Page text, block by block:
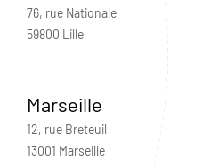
76, rue Nationale
59800 Lille
Marseille
12, rue Breteuil
13001 Marseille